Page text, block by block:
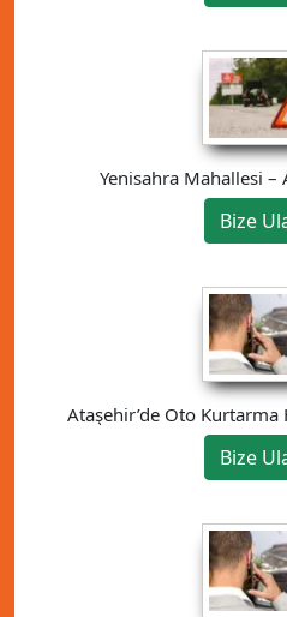
Yenisahra Mahallesi –
Bize
Ataşehir’de Oto
Bize